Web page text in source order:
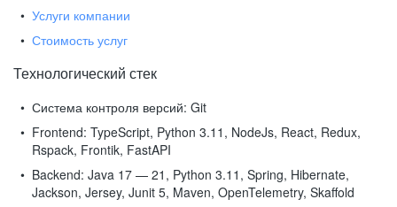
Услуги компании
Стоимость услуг
Технологический стек
Система контроля версий: Git
Frontend: TypeScript, Python 3.11, NodeJs, React, Redux,
Rspack, Frontik, FastAPI
Backend: Java 17 — 21, Python 3.11, Spring, Hibernate,
Jackson, Jersey, Junit 5, Maven, OpenTelemetry, Skaffold